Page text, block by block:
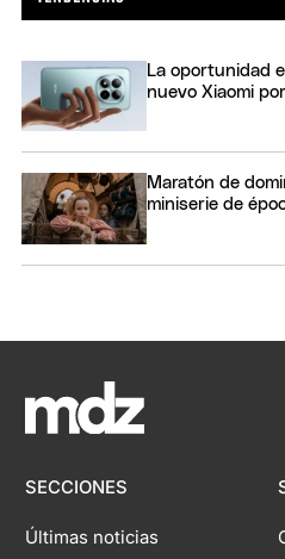
La oportunidad
nuevo Xiaomi
Maratón de
miniserie de
SECCIONES
Últimas noticias